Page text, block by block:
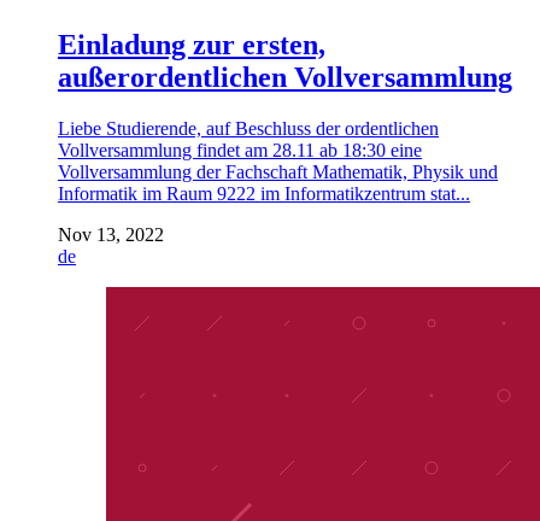
Einladung zur ersten,
außerordentlichen Vollversammlung
Liebe Studierende, auf Beschluss der ordentlichen
Vollversammlung findet am 28.11 ab 18:30 eine
Vollversammlung der Fachschaft Mathematik, Physik und
Informatik im Raum 9222 im Informatikzentrum stat...
Nov 13, 2022
de